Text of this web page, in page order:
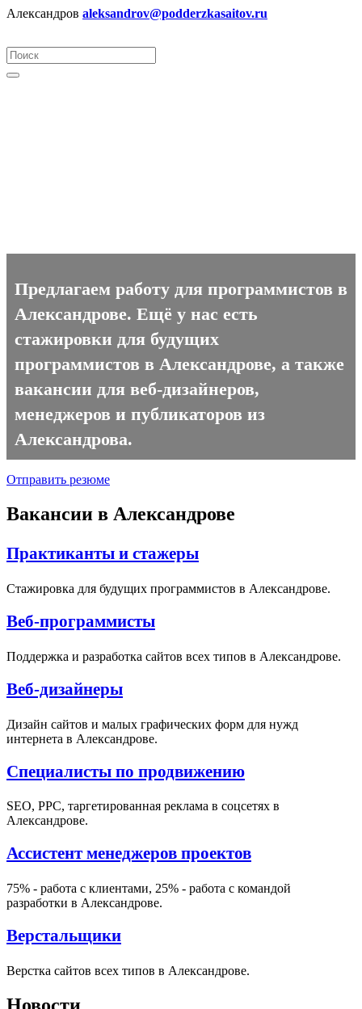
Александров aleksandrov@podderzkasaitov.ru
Предлагаем работу для программистов в
Александрове. Ещё у нас есть
стажировки для будущих
программистов в Александрове, а также
вакансии для веб-дизайнеров,
менеджеров и публикаторов из
Александрова.
Отправить резюме
Вакансии в Александрове
Практиканты и стажеры
Стажировка для будущих программистов в Александрове.
Веб-программисты
Поддержка и разработка сайтов всех типов в Александрове.
Веб-дизайнеры
Дизайн сайтов и малых графических форм для нужд
интернета в Александрове.
Специалисты по продвижению
SEO, PPC, таргетированная реклама в соцсетях в
Александрове.
Ассистент менеджеров проектов
75% - работа с клиентами, 25% - работа с командой
разработки в Александрове.
Верстальщики
Верстка сайтов всех типов в Александрове.